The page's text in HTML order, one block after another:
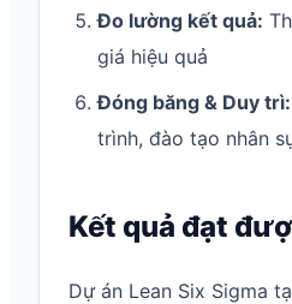
Đo lường kết quả:
giá hiệu quả
Đóng băng & Duy trì:
trình, đào tạo nhân
Kết quả đạt
Dự án Lean Six Sigma